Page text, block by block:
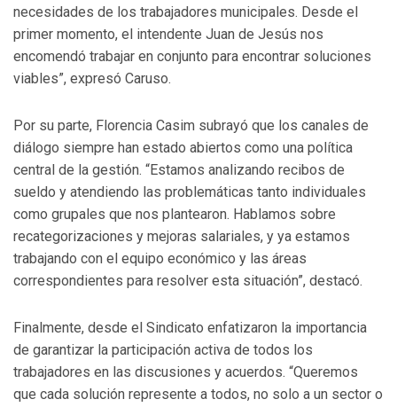
necesidades de los trabajadores municipales. Desde el
primer momento, el intendente Juan de Jesús nos
encomendó trabajar en conjunto para encontrar soluciones
viables”, expresó Caruso.
Por su parte, Florencia Casim subrayó que los canales de
diálogo siempre han estado abiertos como una política
central de la gestión. “Estamos analizando recibos de
sueldo y atendiendo las problemáticas tanto individuales
como grupales que nos plantearon. Hablamos sobre
recategorizaciones y mejoras salariales, y ya estamos
trabajando con el equipo económico y las áreas
correspondientes para resolver esta situación”, destacó.
Finalmente, desde el Sindicato enfatizaron la importancia
de garantizar la participación activa de todos los
trabajadores en las discusiones y acuerdos. “Queremos
que cada solución represente a todos, no solo a un sector o